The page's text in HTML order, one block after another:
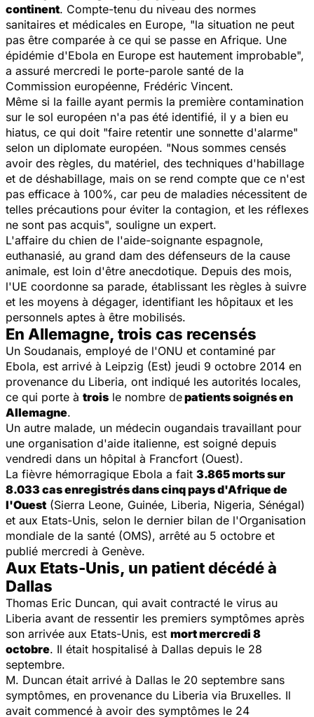
continent. Compte-tenu du niveau des normes
sanitaires et médicales en Europe, "la situation ne peut
pas être comparée à ce qui se passe en Afrique. Une
épidémie d'Ebola en Europe est hautement improbable",
a assuré mercredi le porte-parole santé de la
Commission européenne, Frédéric Vincent.
Même si la faille ayant permis la première contamination
sur le sol européen n'a pas été identifié, il y a bien eu
hiatus, ce qui doit "faire retentir une sonnette d'alarme"
selon un diplomate européen. "Nous sommes censés
avoir des règles, du matériel, des techniques d'habillage
et de déshabillage, mais on se rend compte que ce n'est
pas efficace à 100%, car peu de maladies nécessitent de
telles précautions pour éviter la contagion, et les réflexes
ne sont pas acquis", souligne un expert.
L'affaire du chien de l'aide-soignante espagnole,
euthanasié, au grand dam des défenseurs de la cause
animale, est loin d'être anecdotique. Depuis des mois,
l'UE coordonne sa parade, établissant les règles à suivre
et les moyens à dégager, identifiant les hôpitaux et les
personnels aptes à être mobilisés.
En Allemagne, trois cas recensés
Un Soudanais, employé de l'ONU et contaminé par
Ebola, est arrivé à Leipzig (Est) jeudi 9 octobre 2014 en
provenance du Liberia, ont indiqué les autorités locales,
ce qui porte à trois le nombre depatients soignés en
Allemagne.
Un autre malade, un médecin ougandais travaillant pour
une organisation d'aide italienne, est soigné depuis
vendredi dans un hôpital à Francfort (Ouest).
La fièvre hémorragique Ebola a fait 3.865 morts sur
8.033 cas enregistrés dans cinq pays d'Afrique de
l'Ouest (Sierra Leone, Guinée, Liberia, Nigeria, Sénégal)
et aux Etats-Unis, selon le dernier bilan de l'Organisation
mondiale de la santé (OMS), arrêté au 5 octobre et
publié mercredi à Genève.
Aux Etats-Unis, un patient décédé à
Dallas
Thomas Eric Duncan, qui avait contracté le virus au
Liberia avant de ressentir les premiers symptômes après
son arrivée aux Etats-Unis, est mort mercredi 8
octobre. Il était hospitalisé à Dallas depuis le 28
septembre.
M. Duncan était arrivé à Dallas le 20 septembre sans
symptômes, en provenance du Liberia via Bruxelles. Il
avait commencé à avoir des symptômes le 24